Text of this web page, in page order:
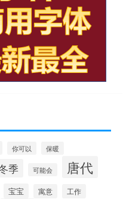
你可以 保暖
季 可能会 唐代
宝宝 寓意 工作